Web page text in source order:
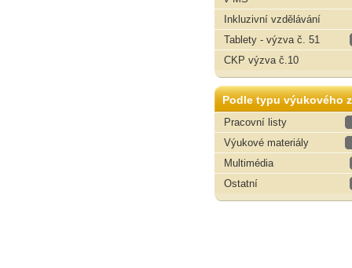
Inkluzivní vzdělávání
Tablety - výzva č. 51
CKP výzva č.10
Podle typu výukového
Pracovní listy
Výukové materiály
Multimédia
Ostatní